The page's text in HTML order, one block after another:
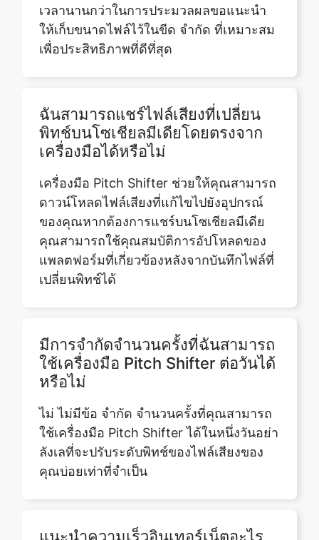
ฉันสามารถแชร์ไฟล์เสียงที่เปลี่ยน
เครื่องมือ Pitch Shifter ช่วยให้คุณสามารถ
ดาวน์โหลดไฟล์เสียงที่แก้ไขไปยังอุปกรณ์
ของคุณหากต้องการแชร์บนโซเชียลมีเดีย
คุณสามารถใช้คุณสมบัติการอัปโหลดของ
แพลตฟอร์มที่เกี่ยวข้องหลังจากบันทึกไฟล์ที่
เปลี่ยนพิทช์ได้
มีการจำกัดจำนวนครั้งที่ฉันสามารถ
ไม่ ไม่มีข้อ จำกัด จำนวนครั้งที่คุณสามารถ
ใช้เครื่องมือ Pitch Shifter ได้ในหนึ่งวันอย่า
ลังเลที่จะปรับระดับพิทช์ของไฟล์เสียงของ
คุณบ่อยเท่าที่จำเป็น
แนะนำความเร็วอินเทอร์เน็ตอะไร